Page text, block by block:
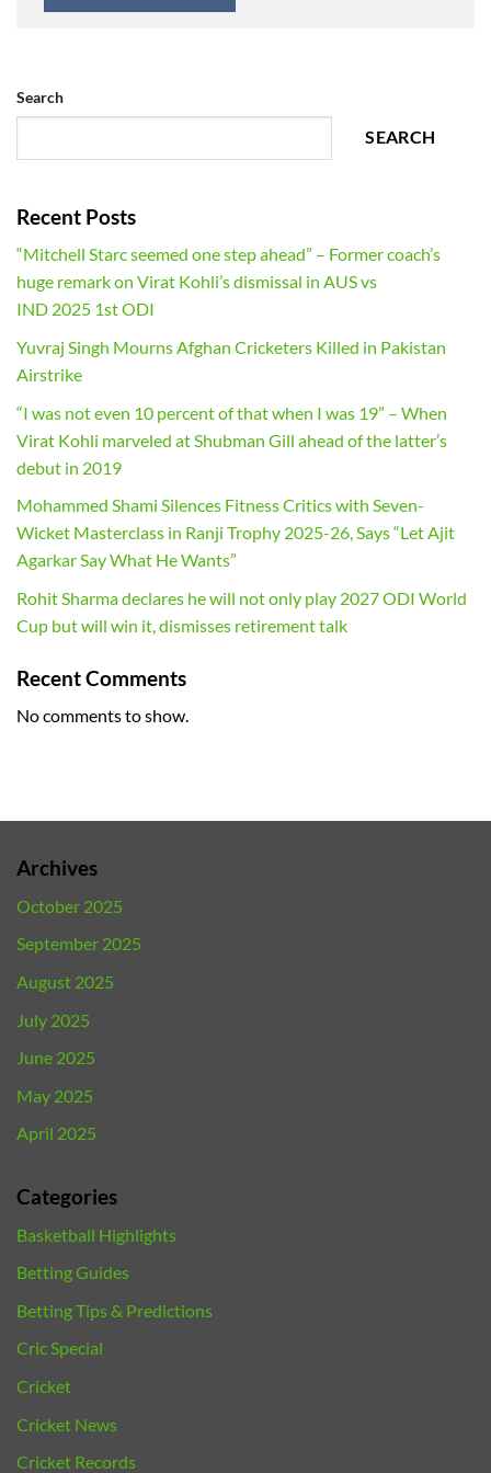
Search
SEARCH
Recent Posts
“Mitchell Starc seemed one step ahead” – Former coach’s
huge remark on Virat Kohli’s dismissal in AUS vs
IND 2025 1st ODI
Yuvraj Singh Mourns Afghan Cricketers Killed in Pakistan
Airstrike
“I was not even 10 percent of that when I was 19” – When
Virat Kohli marveled at Shubman Gill ahead of the latter’s
debut in 2019
Mohammed Shami Silences Fitness Critics with Seven-
Wicket Masterclass in Ranji Trophy 2025-26, Says “Let Ajit
Agarkar Say What He Wants”
Rohit Sharma declares he will not only play 2027 ODI World
Cup but will win it, dismisses retirement talk
Recent Comments
No comments to show.
Archives
October 2025
September 2025
August 2025
July 2025
June 2025
May 2025
April 2025
Categories
Basketball Highlights
Betting Guides
Betting Tips & Predictions
Cric Special
Cricket
Cricket News
Cricket Records